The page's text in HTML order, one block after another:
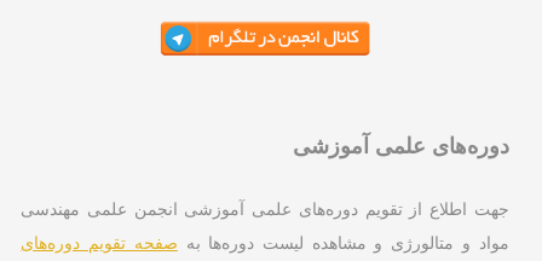
علمی آموزشی
اطلاع از تقویم دوره‌های علمی آموزشی انجمن علمی مهندسی
و متالورژی و مشاهده لیست دوره‌ها بهصفحه تقویم دوره‌های